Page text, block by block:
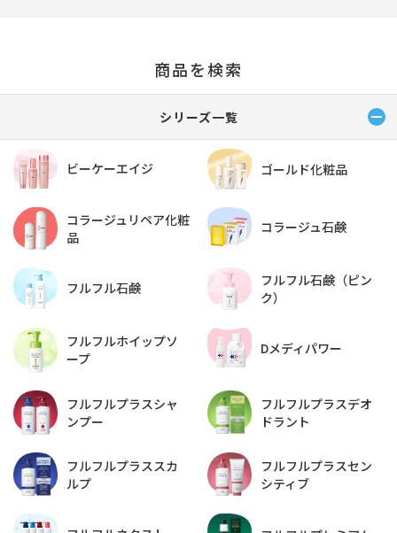
商品を検索
シリーズ一覧
ビーケーエイジ ゴールド化粧品
コラージュリペア化粧
品
コラージュ石鹸
フルフル石鹸
フルフル石鹸（ピン
ク）
フルフルホイップソ
ープ
Dメディパワー
フルフルプラスシャ
ンプー
フルフルプラスデオ
ドラント
フルフルプラススカ
ルプ
フルフルプラスセン
シティブ